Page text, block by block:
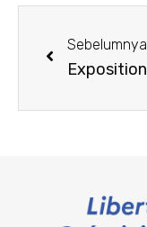
Sebelumnya